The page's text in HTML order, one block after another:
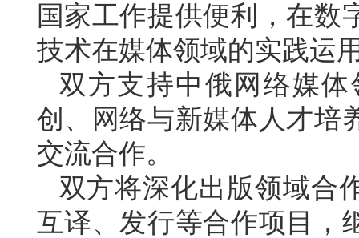
国家工作提供便利，在数
技术在媒体领域的实践运
双方支持中俄网络媒
创、网络与新媒体人才培
交流合作。
双方将深化出版领域合
互译、发行等合作项目，